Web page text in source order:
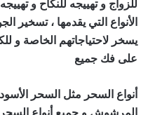
للزواج و تهييجه للنكاح و
الأنواع التي يقدمها ، تسخير
يسخر لاحتياجاتهم الخاصة و
على فك جميع
أنواع السحر مثل السحر